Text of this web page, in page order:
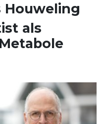
Houweling
als